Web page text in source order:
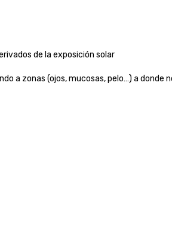
de la exposición solar
a zonas (ojos, mucosas, pelo…) a donde